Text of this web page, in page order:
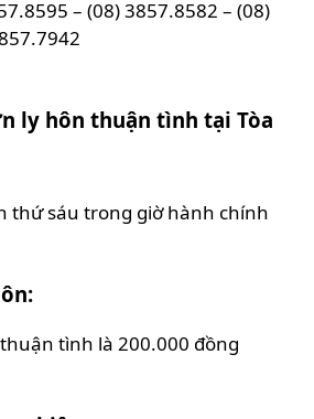
– (08) 3857.8582 – (08)
ly hôn thuận tình tại Tòa
thứ sáu trong giờ hành chính
tình là 200.000 đồng